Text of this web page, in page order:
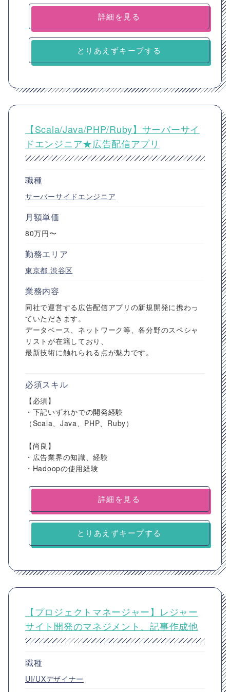
詳細を見る
とりあえずキープする
【Scala/Java/PHP/Ruby】サーバーサイ
ドエンジニア★広告配信アプリ
職種
サーバーサイドエンジニア
月額単価
80万円〜
勤務エリア
東京都 渋谷区
業務内容
同社で運営する広告配信アプリの新規開発に携わっ
ていただきます。
データベース、ネットワーク等、各分野のスペシャ
リストが在籍しており、
最新技術に触れられる点が魅力です。
必須スキル
【必須】
・下記いずれかでの開発経験
（Scala、Java、PHP、Ruby）
【尚良】
・広告業界の知識、経験
・Hadoopの使用経験
詳細を見る
とりあえずキープする
【プロジェクトマネージャー】レジャー
サイト開発のマネジメント、記事作成他
職種
UI/UXデザイナー